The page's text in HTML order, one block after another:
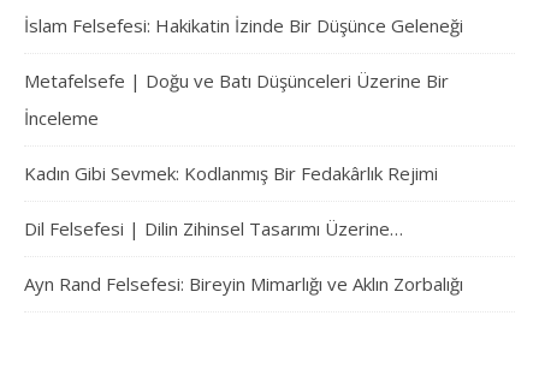
İslam Felsefesi: Hakikatin İzinde Bir Düşünce Geleneği
Metafelsefe | Doğu ve Batı Düşünceleri Üzerine Bir
İnceleme
Kadın Gibi Sevmek: Kodlanmış Bir Fedakârlık Rejimi
Dil Felsefesi | Dilin Zihinsel Tasarımı Üzerine…
Ayn Rand Felsefesi: Bireyin Mimarlığı ve Aklın Zorbalığı